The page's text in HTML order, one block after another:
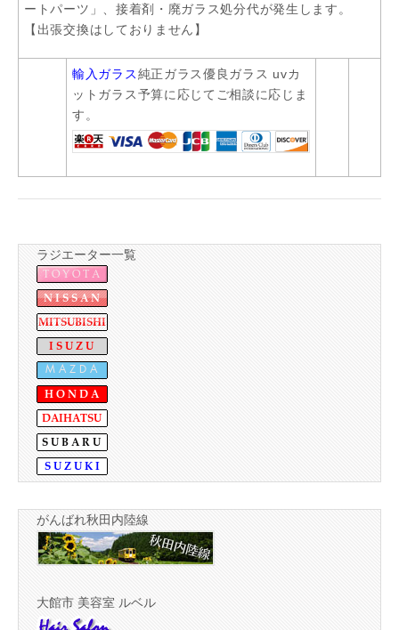
ートパーツ」、接着剤・廃ガラス処分代が発生します。
【出張交換はしておりません】
輸入ガラス純正ガラス優良ガラス uvカ
ットガラス予算に応じてご相談に応じま
す。
ラジエーター一覧
がんばれ秋田内陸線
大館市 美容室 ルベル